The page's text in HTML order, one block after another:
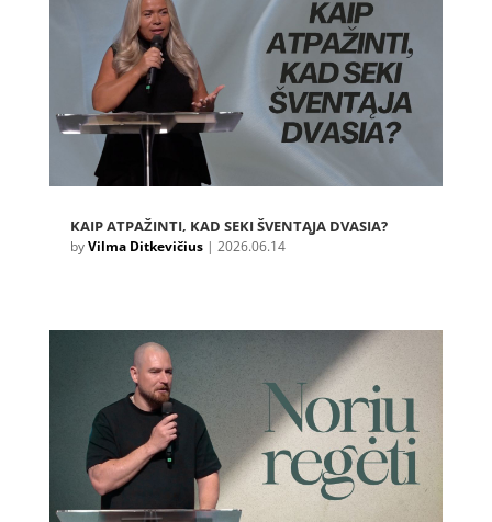
KAIP ATPAŽINTI, KAD SEKI ŠVENTĄJA DVASIA?
byVilma Ditkevičius| 2026.06.14